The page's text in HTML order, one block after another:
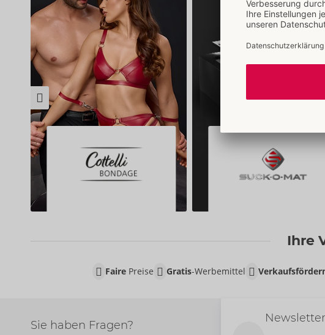
Ihre
FairePreise Gratis-Werbemittel
Sie haben Fragen?
Newsletter